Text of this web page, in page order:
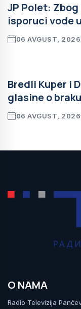
JP Polet:
isporuci vode
06 AVGUST, 2026
Bredli Kuper i
glasine o braku
06 AVGUST, 2026
O NAMA
Radio Televizija